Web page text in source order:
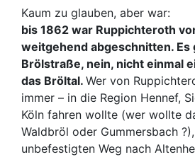
Kaum zu glauben, aber war:
bis 1862 war Ruppichteroth
weitgehend abgeschnitten. Es
Brölstraße, nein, nicht einmal
das Bröltal. Wer von
immer – in die Region Hennef,
Köln fahren wollte (wer wollte
Waldbröl oder Gummersbach
unbefestigten Weg nach